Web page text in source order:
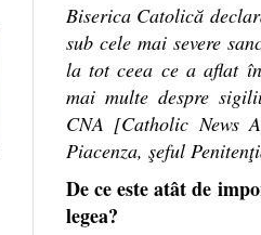
Biserica Catolică
sub cele mai severe
la tot ceea ce a aflat
mai multe despre
CNA [Catholic News
Piacenza, şeful
De ce este atât de
legea?